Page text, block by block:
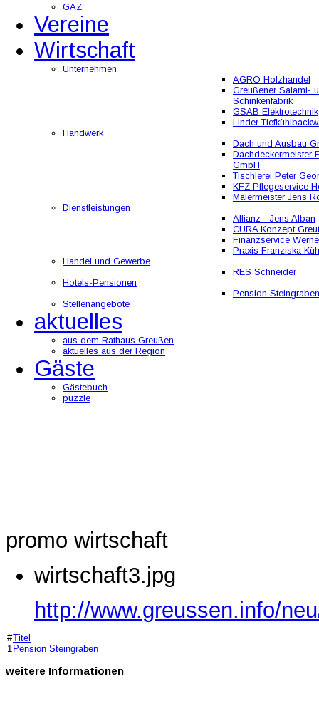
GAZ
Vereine
Wirtschaft
Unternehmen
AGRO Holzhandel
Greußener Salami-
Schinkenfabrik
GSAB Elektrotechnik
Linder
Handwerk
Dach und Ausbau
Dachdeckermeister
GmbH
Tischlerei Peter
KFZ Pflegeservice
Malermeister Jens
Dienstleistungen
Allianz - Jens Alban
CURA Konzept
Finanzservice
Praxis Franziska
Handel und Gewerbe
RES Schneider
Hotels-Pensionen
Pension Steingraben
Stellenangebote
aktuelles
aus dem Rathaus Greußen
aktuelles aus der Region
Gäste
Gästebuch
puzzle
promo wirtschaft
wirtschaft3.jpg
http://www.greussen.info/
#Titel
1 Pension Steingraben
weitere Informationen